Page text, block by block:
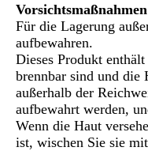
Vorsichtsmaßnahmen
Für die Lagerung
aufbewahren.
Dieses Produkt
brennbar sind und die
außerhalb der
aufbewahrt werden,
Wenn die Haut
ist, wischen Sie sie